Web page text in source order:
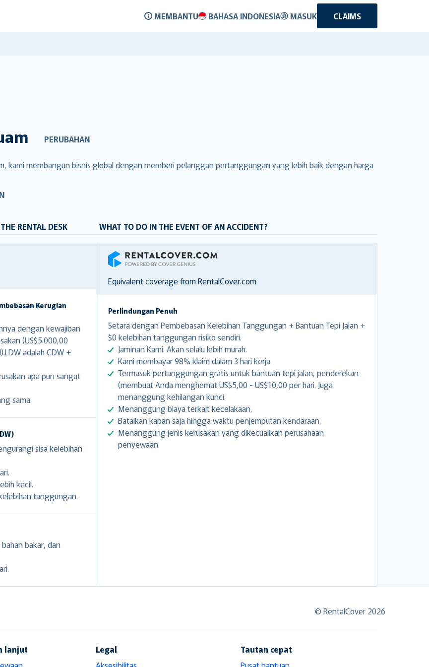
MEMBANTU BAHASA INDONESIA MASUK
CLAIMS
PERUBAHAN
kami membangun bisnis global dengan memberi pelanggan pertanggungan yang lebih baik dengan harga
RENTAL DESK WHAT TO DO IN THE EVENT OF AN ACCIDENT?
Kerugian
dengan kewajiban
(US$5.000,00
adalah CDW +
apa pun sangat
sama.
sisa kelebihan
kecil.
tanggungan.
bakar, dan
RentalCover
Equivalent coverage from RentalCover.com
Perlindungan Penuh
Setara dengan Pembebasan Kelebihan Tanggungan + Bantuan Tepi Jalan +
$0 kelebihan tanggungan risiko sendiri.
Jaminan Kami: Akan selalu lebih murah.
Kami membayar 98% klaim dalam 3 hari kerja.
Termasuk pertanggungan gratis untuk bantuan tepi jalan, penderekan
(membuat Anda menghemat US$5,00 - US$10,00 per hari. Juga
menanggung kehilangan kunci.
Menanggung biaya terkait kecelakaan.
Batalkan kapan saja hingga waktu penjemputan kendaraan.
Menanggung jenis kerusakan yang dikecualikan perusahaan
penyewaan.
© RentalCover 2026
lanjut
Legal
Tautan cepat